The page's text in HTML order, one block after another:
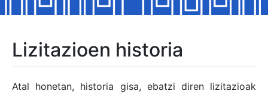
Erakutsi/Ezkutatu
Erakutsi/Ezkutatu
Lizitazioen historia
Atal honetan, historia gisa, ebatzi diren lizitazioak